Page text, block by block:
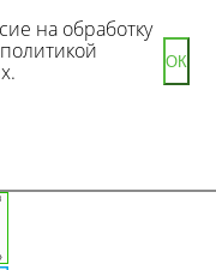
на обработку
ОК